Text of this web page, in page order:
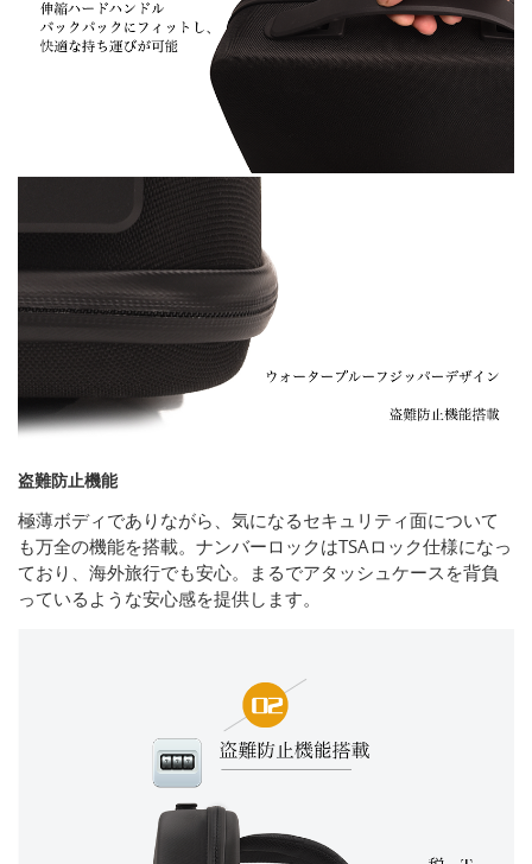
盗難防止機能
極薄ボディでありながら、気になるセキュリティ面について
も万全の機能を搭載。ナンバーロックはTSAロック仕様になっ
ており、海外旅行でも安心。まるでアタッシュケースを背負
っているような安心感を提供します。